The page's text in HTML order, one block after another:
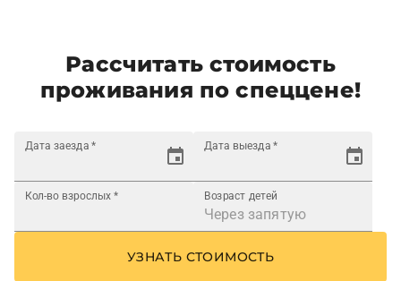
Рассчитать стоимость
проживания по спеццене!
Дата заезда * Дата выезда *
Кол-во взрослых * Возраст детей
УЗНАТЬ СТОИМОСТЬ